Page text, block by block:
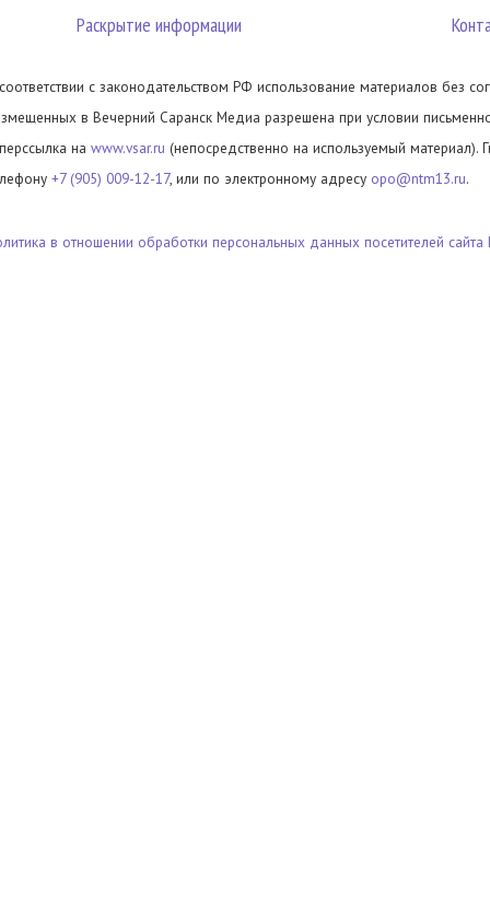
Раскрытие информации
с законодательством РФ использование материалов без
в Вечерний Саранск Медиа разрешена при условии
на www.vsar.ru (непосредственно на используемый материал).
+7 (905) 009-12-17, или по электронному адресу opo@ntm13.ru.
в отношении обработки персональных данных посетителей